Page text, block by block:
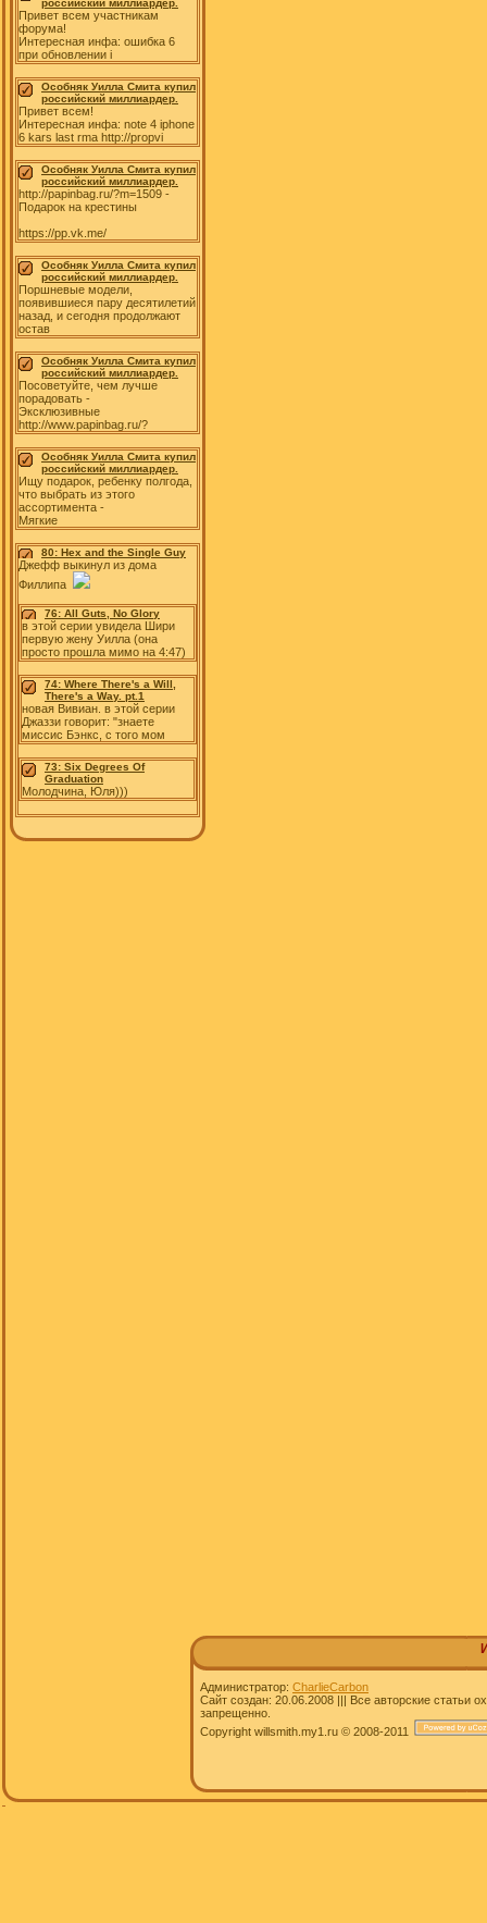
российский миллиардер.
Привет всем участникам
форума!
Интересная инфа: ошибка 6
при обновлении i
Особняк Уилла Смита купил
российский миллиардер.
Привет всем!
Интересная инфа: note 4 iphone
6 kars last rma http://propvi
Особняк Уилла Смита купил
российский миллиардер.
http://papinbag.ru/?m=1509 -
Подарок на крестины
https://pp.vk.me/
Особняк Уилла Смита купил
российский миллиардер.
Поршневые модели,
появившиеся пару десятилетий
назад, и сегодня продолжают
остав
Особняк Уилла Смита купил
российский миллиардер.
Посоветуйте, чем лучше
порадовать -
Эксклюзивные
http://www.papinbag.ru/?
Особняк Уилла Смита купил
российский миллиардер.
Ищу подарок, ребенку полгода,
что выбрать из этого
ассортимента -
Мягкие
80: Hex and the Single Guy
Джефф выкинул из дома
Филлипа
76: All Guts, No Glory
в этой серии увидела Шири
первую жену Уилла (она
просто прошла мимо на 4:47)
74: Where There's a Will,
There's a Way. pt.1
новая Вивиан. в этой серии
Джаззи говорит: "знаете
миссис Бэнкс, с того мом
73: Six Degrees Of
Graduation
Молодчина, Юля)))
Администратор: CharlieCarbon
Сайт создан: 20.06.2008 ||| Все авторские статьи
запрещенно.
Copyright willsmith.my1.ru © 2008-2011